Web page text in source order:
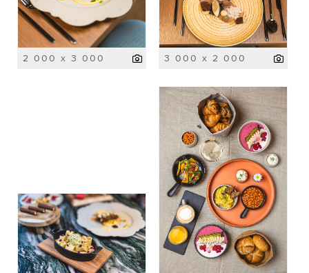
2 000 x 3 000 3 000 x 2 000